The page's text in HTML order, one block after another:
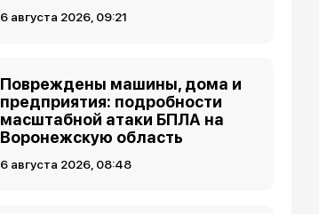
6 августа 2026, 09:21
Повреждены машины, дома и
предприятия: подробности
масштабной атаки БПЛА на
Воронежскую область
6 августа 2026, 08:48